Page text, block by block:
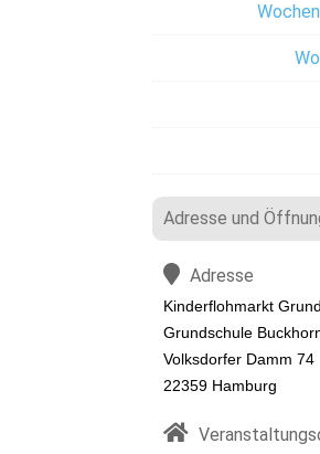
Adresse und
Adresse
Kinderflohmarkt
Grundschule
Volksdorfer Damm 74
22359 Hamburg